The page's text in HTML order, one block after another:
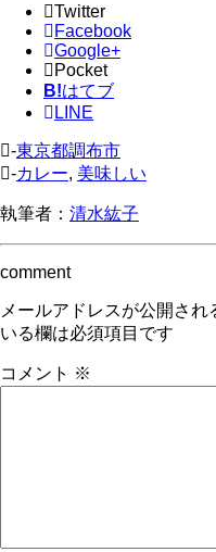
Twitter
Facebook
Google+
Pocket
B!はてブ
LINE
-東京都調布市
-カレー, 美味しい
執筆者： 清水紘子
comment
メールアドレスが公開され
いる欄は必須項目です
コメント ※